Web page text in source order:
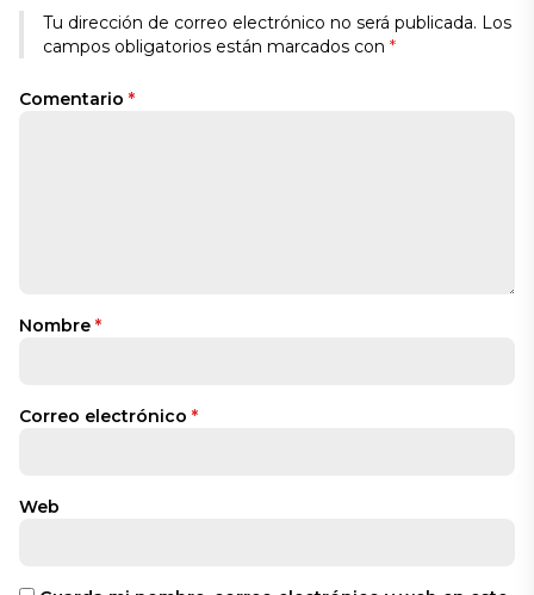
Tu dirección de correo electrónico no será publicada. Los
campos obligatorios están marcados con *
Comentario *
Nombre *
Correo electrónico *
Web